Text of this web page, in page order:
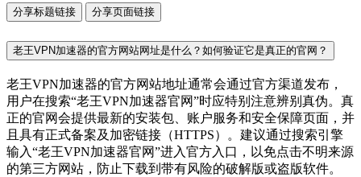
分享标题链接 分享页面链接
老王VPN加速器的官方网站网址是什么？如何验证它是真正的官网？
老王VPN加速器的官方网站地址通常会通过官方渠道发布，
用户在搜索“老王VPN加速器官网”时应特别注意辨别真伪。真
正的官网会提供最新的安装包、账户服务和安全保障页面，并
且具有正式备案及加密链接（HTTPS）。建议通过搜索引擎
输入“老王VPN加速器官网”进入官方入口，以免点击不明来源
的第三方网站，防止下载到带有风险的破解版或盗版软件。